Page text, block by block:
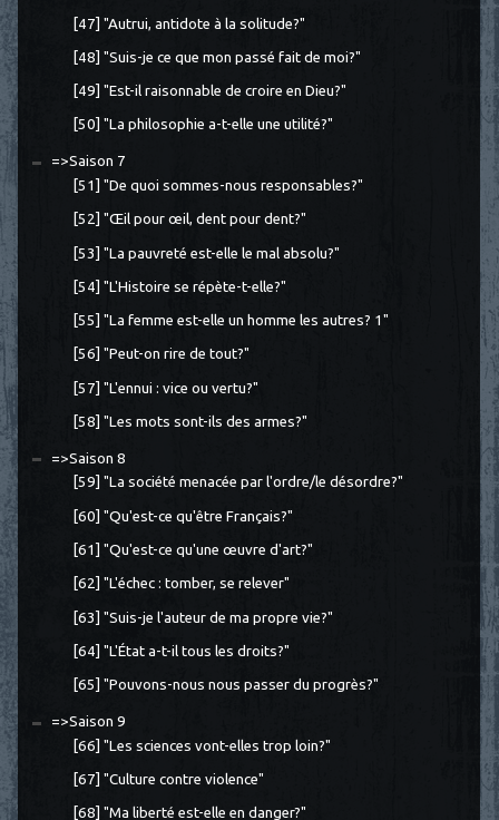
[47] "Autrui, antidote à la solitude?"
[48] "Suis-je ce que mon passé fait de moi?"
[49] "Est-il raisonnable de croire en Dieu?"
[50] "La philosophie a-t-elle une utilité?"
=>Saison 7
[51] "De quoi sommes-nous responsables?"
[52] "Œil pour œil, dent pour dent?"
[53] "La pauvreté est-elle le mal absolu?"
[54] "L'Histoire se répète-t-elle?"
[55] "La femme est-elle un homme les autres? 1"
[56] "Peut-on rire de tout?"
[57] "L'ennui : vice ou vertu?"
[58] "Les mots sont-ils des armes?"
=>Saison 8
[59] "La société menacée par l'ordre/le désordre?"
[60] "Qu'est-ce qu'être Français?"
[61] "Qu'est-ce qu'une œuvre d'art?"
[62] "L'échec : tomber, se relever"
[63] "Suis-je l'auteur de ma propre vie?"
[64] "L'État a-t-il tous les droits?"
[65] "Pouvons-nous nous passer du progrès?"
=>Saison 9
[66] "Les sciences vont-elles trop loin?"
[67] "Culture contre violence"
[68] "Ma liberté est-elle en danger?"